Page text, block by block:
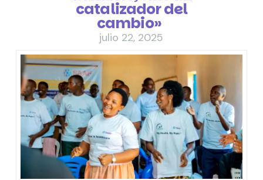
catalizador del
cambio»
julio 22, 2025